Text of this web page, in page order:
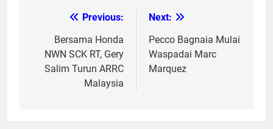
navigation
Previous:
Bersama Honda
NWN SCK RT, Gery
Salim Turun ARRC
Malaysia
Next:
Pecco Bagnaia Mulai
Waspadai Marc
Marquez